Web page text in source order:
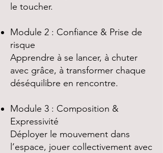
le toucher.
Module 2 : Confiance & Prise de
risque
Apprendre à se lancer, à chuter
avec grâce, à transformer chaque
déséquilibre en rencontre.
Module 3 : Composition &
Expressivité
Déployer le mouvement dans
l’espace, jouer collectivement avec